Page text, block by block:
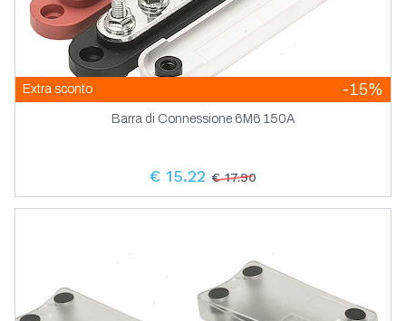
Extra sconto -15%
Barra di Connessione 6M6 150A
€ 15.22 € 17.90